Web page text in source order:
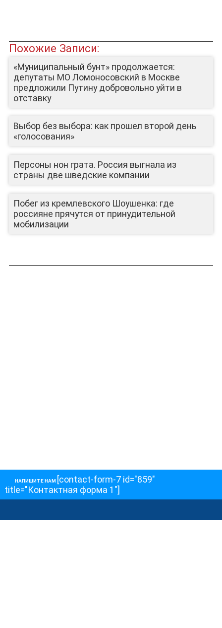
ЛИЦА КАНАЛА
Похожие Записи:
«Муниципальный бунт» продолжается:
депутаты МО Ломоносовский в Москве
предложили Путину добровольно уйти в
отставку
Выбор без выбора: как прошел второй день
«голосования»
Персоны нон грата. Россия выгнала из
страны две шведские компании
Побег из кремлевского Шоушенка: где
россияне прячутся от принудительной
мобилизации
НАПИШИТЕ НАМ [contact-form-7 id="859"
title="Контактная форма 1"]